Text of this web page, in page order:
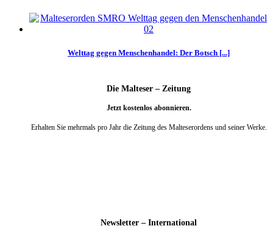
Welttag gegen Menschenhandel: Der Botsch [...]
Die Malteser – Zeitung
Jetzt kostenlos abonnieren.
Erhalten Sie mehrmals pro Jahr die Zeitung des Malteserordens und seiner Werke.
Newsletter – International